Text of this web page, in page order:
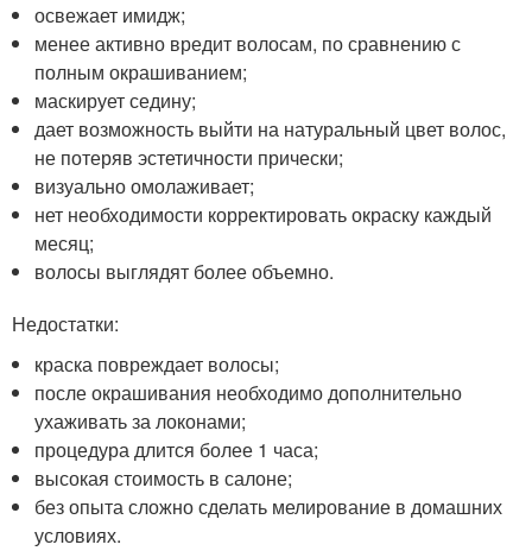
освежает имидж;
менее активно вредит волосам, по сравнению с
полным окрашиванием;
маскирует седину;
дает возможность выйти на натуральный цвет волос,
не потеряв эстетичности прически;
визуально омолаживает;
нет необходимости корректировать окраску каждый
месяц;
волосы выглядят более объемно.
Недостатки:
краска повреждает волосы;
после окрашивания необходимо дополнительно
ухаживать за локонами;
процедура длится более 1 часа;
высокая стоимость в салоне;
без опыта сложно сделать мелирование в домашних
условиях.